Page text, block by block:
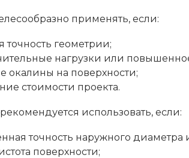
применять, если:
точность геометрии;
нагрузки или
окалины на поверхности;
стоимости проекта.
использовать, если:
точность наружного диаметра
поверхности;